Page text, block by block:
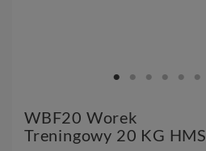
WBF20 Worek
Treningowy 20 KG HMS